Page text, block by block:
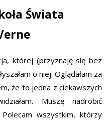
Świata
której (przyznaję się bez
o niej. Oglądałam za
że to jedna z ciekawszych
Muszę nadrobić
Polecam wszystkim, którzy